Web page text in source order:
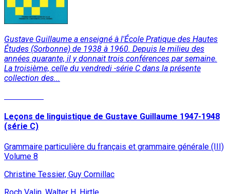
Gustave Guillaume a enseigné à l'École Pratique des Hautes
Études (Sorbonne) de 1938 à 1960. Depuis le milieu des
années quarante, il y donnait trois conférences par semaine.
La troisième, celle du vendredi -série C dans la présente
collection des...
Leçons de linguistique de Gustave Guillaume 1947-1948
(série C)
Grammaire particulière du français et grammaire générale (III)
Volume 8
Christine Tessier, Guy Cornillac